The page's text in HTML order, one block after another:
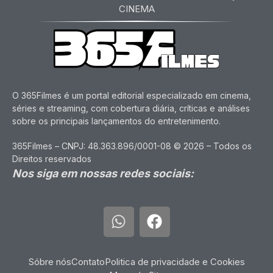
CINEMA
O 365Filmes é um portal editorial especializado em cinema,
séries e streaming, com cobertura diária, críticas e análises
sobre os principais lançamentos do entretenimento.
365Filmes – CNPJ: 48.363.896/0001-08 © 2026 – Todos os
Direitos reservados
Nos siga em nossas redes sociais:
Sóbre nósContatoPolitica de privacidade e Cookies